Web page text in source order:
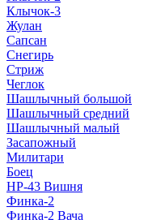
Клычок-3
Жулан
Сапсан
Снегирь
Стриж
Чеглок
Шашлычный большой
Шашлычный средний
Шашлычный малый
Засапожный
Милитари
Боец
НР-43 Вишня
Финка-2
Финка-2 Вача